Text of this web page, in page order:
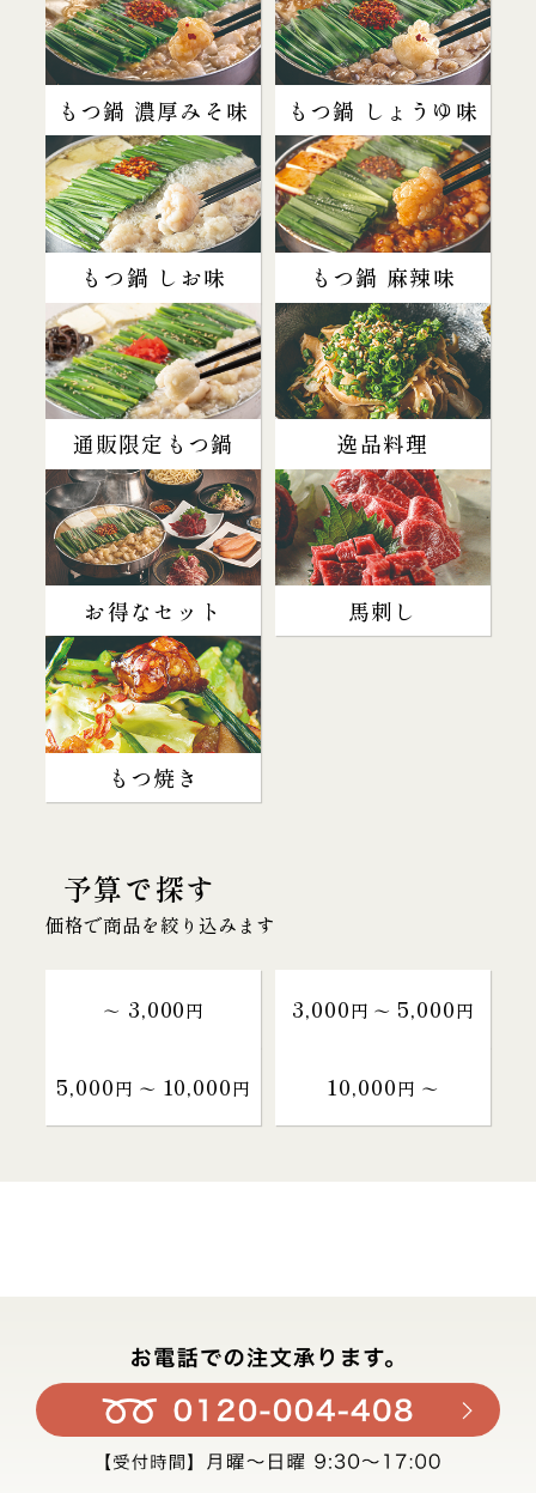
もつ鍋 濃厚みそ味 もつ鍋 しょうゆ味
もつ鍋 しお味 もつ鍋 麻辣味
通販限定もつ鍋 逸品料理
お得なセット 馬刺し
もつ焼き
予算で探す
価格で商品を絞り込みます
～ 3,000円 3,000円 〜 5,000円
5,000円 〜 10,000円 10,000円 〜